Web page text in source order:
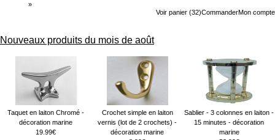
Voir panier (32)CommanderMon compte
»
Nouveaux produits du mois de août
Taquet en laiton Chromé -
décoration marine
19.99€
Crochet simple en laiton
vernis (lot de 2 crochets) -
décoration marine
Sablier - 3 colonnes en laiton -
15 minutes - décoration
marine